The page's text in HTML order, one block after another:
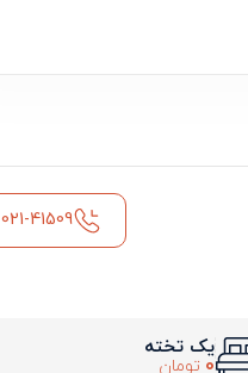
021-41509
یک تخته
0 تومان